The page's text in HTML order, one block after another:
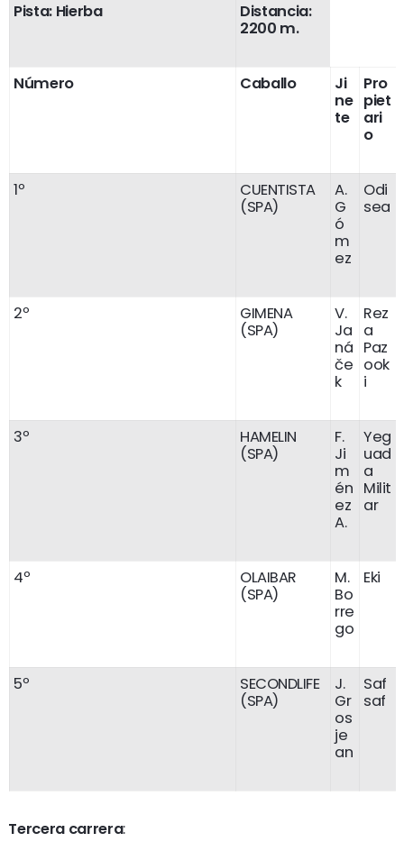
Pista: Hierba
Distancia:
2200 m.
Número Caballo
Ji
ne
te
Pro
piet
ari
o
1º
CUENTISTA
(SPA)
A.
G
ó
m
ez
Odi
sea
2º
GIMENA
(SPA)
V.
Ja
ná
če
k
Rez
a
Paz
ook
i
3º
HAMELIN
(SPA)
F.
Ji
m
én
ez
A.
Yeg
uad
a
Milit
ar
4º
OLAIBAR
(SPA)
M.
Bo
rre
go
Eki
5º
SECONDLIFE
(SPA)
J.
Gr
os
je
an
Saf
saf
Tercera carrera: